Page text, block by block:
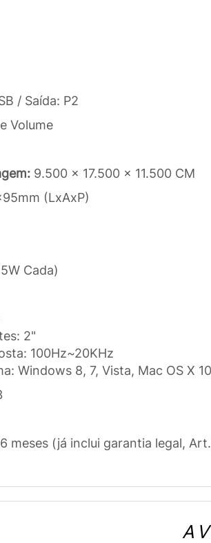
/ Saída: P2
Volume
9.500 x 17.500 x 11.500 CM
(LxAxP)
Cada)
2"
100Hz~20KHz
Windows 8, 7, Vista, Mac OS X
meses (já inclui garantia legal,